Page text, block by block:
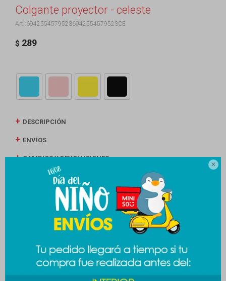

Colgante proyector - celeste
69425545795236942554579523CE
$ 289
DESCRIPCIÓN
ENVÍOS
CAMBIOS Y DEVOLUCIONES
MEDIOS DE PAGO
Productos que te pueden interesar